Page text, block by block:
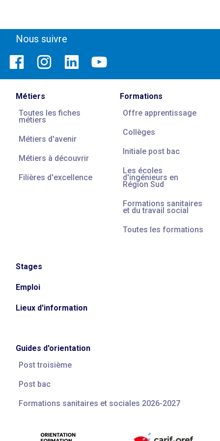
Nous suivre
Métiers
Toutes les fiches
métiers
Métiers d'avenir
Métiers à découvrir
Filières d'excellence
Formations
Offre apprentissage
Collèges
Initiale post bac
Les écoles
d'ingénieurs en
Région Sud
Formations sanitaires
et du travail social
Toutes les formations
Stages
Emploi
Lieux d'information
Guides d'orientation
Post troisième
Post bac
Formations sanitaires et sociales 2026-2027